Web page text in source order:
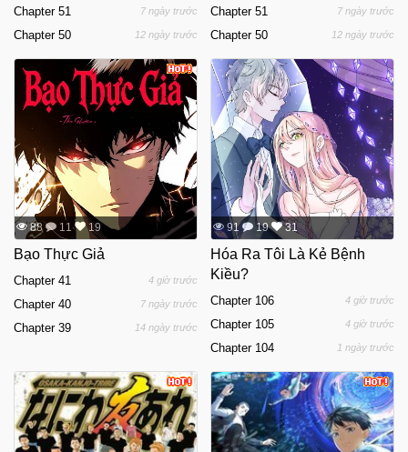
Chapter 51 7 ngày trước
Chapter 50 12 ngày trước
Chapter 51 7 ngày trước
Chapter 50 12 ngày trước
88 11 19
Bạo Thực Giả
Chapter 41 4 giờ trước
Chapter 40 7 ngày trước
Chapter 39 14 ngày trước
91 19 31
Hóa Ra Tôi Là Kẻ Bệnh
Kiều?
Chapter 106 4 giờ trước
Chapter 105 4 giờ trước
Chapter 104 1 ngày trước